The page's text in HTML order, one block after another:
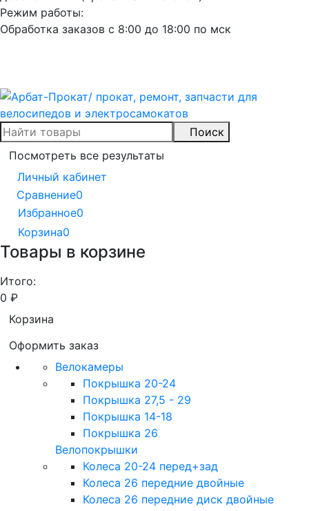
Режим работы:
Обработка заказов с 8:00 до 18:00 по мск
Поиск
Посмотреть все результаты
Личный кабинет
Сравнение0
Избранное0
Корзина0
Товары в корзине
Итого:
0 ₽
Корзина
Оформить заказ
Велокамеры
Покрышка 20-24
Покрышка 27,5 - 29
Покрышка 14-18
Покрышка 26
Велопокрышки
Колеса 20-24 перед+зад
Колеса 26 передние двойные
Колеса 26 передние диск двойные